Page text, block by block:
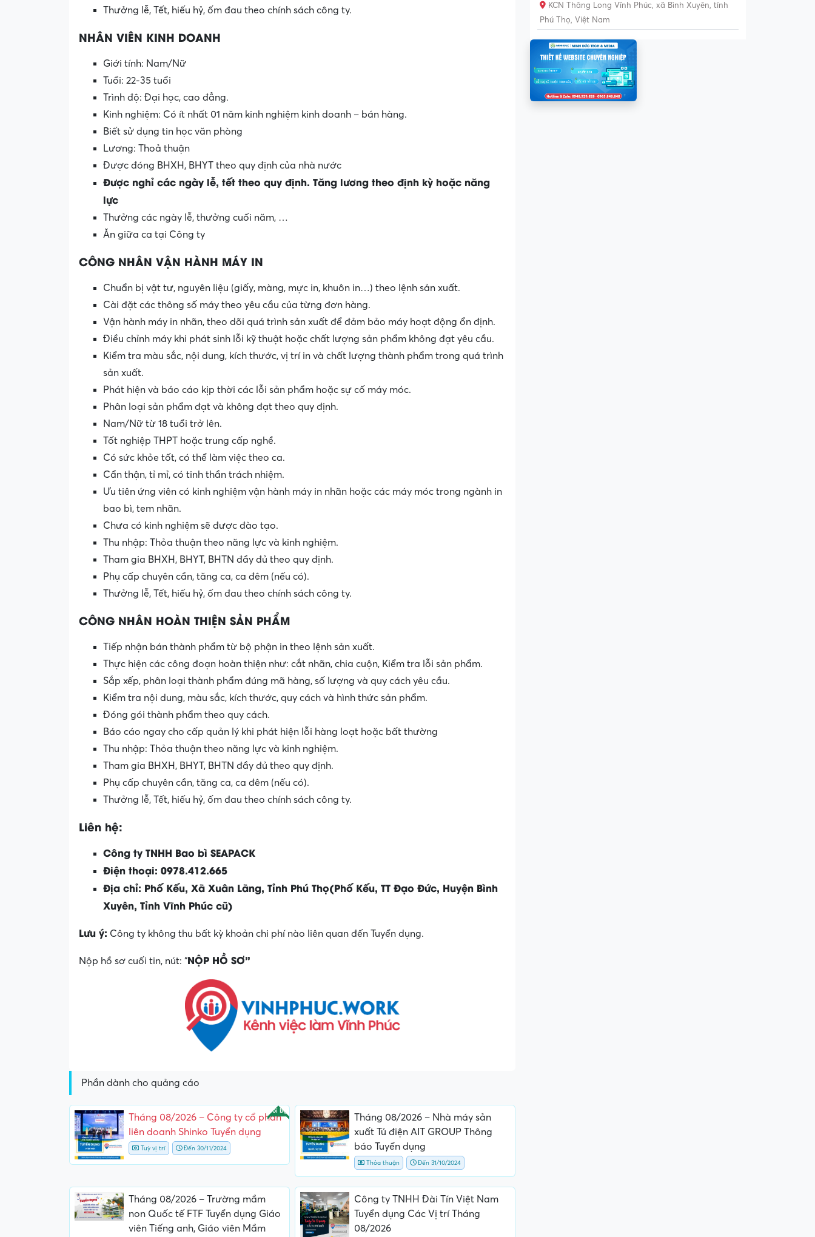
Thưởng lễ, Tết, hiếu hỷ, ốm đau theo chính sách công ty.
NHÂN VIÊN KINH DOANH
Giới tính: Nam/Nữ
Tuổi: 22-35 tuổi
Trình độ: Đại học, cao đẳng.
Kinh nghiệm: Có ít nhất 01 năm kinh nghiệm kinh doanh – bán hàng.
Biết sử dụng tin học văn phòng
Lương: Thoả thuận
Được đóng BHXH, BHYT theo quy định của nhà nước
Được nghỉ các ngày lễ, tết theo quy định. Tăng lương theo định kỳ hoặc năng
lực
Thưởng các ngày lễ, thưởng cuối năm, …
Ăn giữa ca tại Công ty
CÔNG NHÂN VẬN HÀNH MÁY IN
Chuẩn bị vật tư, nguyên liệu (giấy, màng, mực in, khuôn in…) theo lệnh sản xuất.
Cài đặt các thông số máy theo yêu cầu của từng đơn hàng.
Vận hành máy in nhãn, theo dõi quá trình sản xuất để đảm bảo máy hoạt động ổn định.
Điều chỉnh máy khi phát sinh lỗi kỹ thuật hoặc chất lượng sản phẩm không đạt yêu cầu.
Kiểm tra màu sắc, nội dung, kích thước, vị trí in và chất lượng thành phẩm trong quá trình
sản xuất.
Phát hiện và báo cáo kịp thời các lỗi sản phẩm hoặc sự cố máy móc.
Phân loại sản phẩm đạt và không đạt theo quy định.
Nam/Nữ từ 18 tuổi trở lên.
Tốt nghiệp THPT hoặc trung cấp nghề.
Có sức khỏe tốt, có thể làm việc theo ca.
Cẩn thận, tỉ mỉ, có tinh thần trách nhiệm.
Ưu tiên ứng viên có kinh nghiệm vận hành máy in nhãn hoặc các máy móc trong ngành in
bao bì, tem nhãn.
Chưa có kinh nghiệm sẽ được đào tạo.
Thu nhập: Thỏa thuận theo năng lực và kinh nghiệm.
Tham gia BHXH, BHYT, BHTN đầy đủ theo quy định.
Phụ cấp chuyên cần, tăng ca, ca đêm (nếu có).
Thưởng lễ, Tết, hiếu hỷ, ốm đau theo chính sách công ty.
CÔNG NHÂN HOÀN THIỆN SẢN PHẨM
Tiếp nhận bán thành phẩm từ bộ phận in theo lệnh sản xuất.
Thực hiện các công đoạn hoàn thiện như: cắt nhãn, chia cuộn, Kiểm tra lỗi sản phẩm.
Sắp xếp, phân loại thành phẩm đúng mã hàng, số lượng và quy cách yêu cầu.
Kiểm tra nội dung, màu sắc, kích thước, quy cách và hình thức sản phẩm.
Đóng gói thành phẩm theo quy cách.
Báo cáo ngay cho cấp quản lý khi phát hiện lỗi hàng loạt hoặc bất thường
Thu nhập: Thỏa thuận theo năng lực và kinh nghiệm.
Tham gia BHXH, BHYT, BHTN đầy đủ theo quy định.
Phụ cấp chuyên cần, tăng ca, ca đêm (nếu có).
Thưởng lễ, Tết, hiếu hỷ, ốm đau theo chính sách công ty.
Liên hệ:
Công ty TNHH Bao bì SEAPACK
Điện thoại: 0978.412.665
Địa chỉ: Phố Kếu, Xã Xuân Lãng, Tỉnh Phú Thọ(Phố Kếu, TT Đạo Đức, Huyện Bình
Xuyên, Tỉnh Vĩnh Phúc cũ)
Lưu ý: Công ty không thu bất kỳ khoản chi phí nào liên quan đến Tuyển dụng.
Nộp hồ sơ cuối tin, nút: “NỘP HỒ SƠ”
Phần dành cho quảng cáo
Nổi bật
Tháng 08/2026 – Công ty cổ phần
liên doanh Shinko Tuyển dụng
Tuỳ vị trí Đến 30/11/2024
Tháng 08/2026 – Nhà máy sản
xuất Tủ điện AIT GROUP Thông
báo Tuyển dụng
Thỏa thuận Đến 31/10/2024
Tháng 08/2026 – Trường mầm
non Quốc tế FTF Tuyển dụng Giáo
viên Tiếng anh, Giáo viên Mầm
Công ty TNHH Đài Tín Việt Nam
Tuyển dụng Các Vị trí Tháng
08/2026
KCN Thăng Long Vĩnh Phúc, xã Bình Xuyên, tỉnh
Phú Thọ, Việt Nam